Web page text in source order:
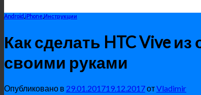
Android,iPhone,Инструкции
Как сделать HTC Vive
своими руками
Опубликовано в 29.01.201719.12.2017отVladimir